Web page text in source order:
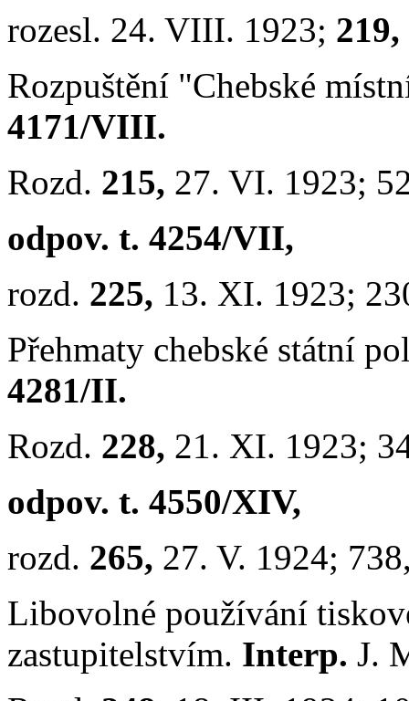
rozesl. 24. VIII. 1923; 219,
Rozpuštění "Chebské
4171/VIII.
Rozd. 215, 27. VI. 1923;
odpov. t. 4254/VII,
rozd. 225, 13. XI. 1923;
Přehmaty chebské státní
4281/II.
Rozd. 228, 21. XI. 1923;
odpov. t. 4550/XIV,
rozd. 265, 27. V. 1924;
Libovolné používání
zastupitelstvím. Interp. J.